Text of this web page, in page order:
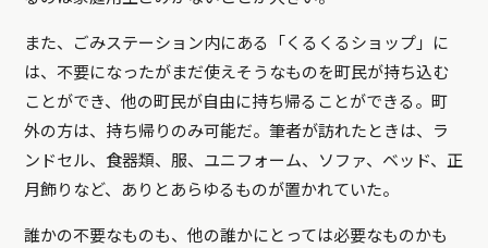
また、ごみステーション内にある「くるくるショップ」に
は、不要になったがまだ使えそうなものを町民が持ち込む
ことができ、他の町民が自由に持ち帰ることができる。町
外の方は、持ち帰りのみ可能だ。筆者が訪れたときは、ラ
ンドセル、食器類、服、ユニフォーム、ソファ、ベッド、正
月飾りなど、ありとあらゆるものが置かれていた。
誰かの不要なものも、他の誰かにとっては必要なものかも